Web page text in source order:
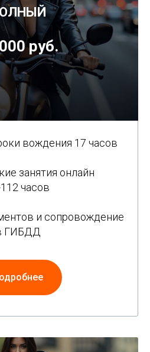
руб.
вождения 17 часов
занятия онлайн
часов
и сопровождение
ГИБДД